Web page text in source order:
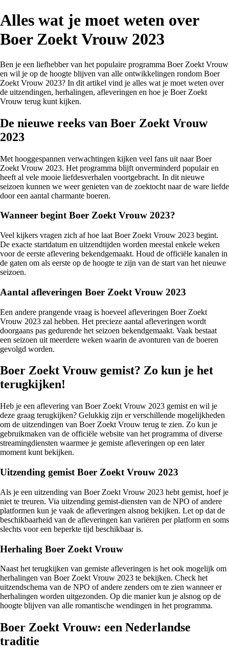
Alles wat je moet weten over
Boer Zoekt Vrouw 2023
Ben je een liefhebber van het populaire programma Boer Zoekt Vrouw
en wil je op de hoogte blijven van alle ontwikkelingen rondom Boer
Zoekt Vrouw 2023? In dit artikel vind je alles wat je moet weten over
de uitzendingen, herhalingen, afleveringen en hoe je Boer Zoekt
Vrouw terug kunt kijken.
De nieuwe reeks van Boer Zoekt Vrouw
2023
Met hooggespannen verwachtingen kijken veel fans uit naar Boer
Zoekt Vrouw 2023. Het programma blijft onverminderd populair en
heeft al vele mooie liefdesverhalen voortgebracht. In dit nieuwe
seizoen kunnen we weer genieten van de zoektocht naar de ware liefde
door een aantal charmante boeren.
Wanneer begint Boer Zoekt Vrouw 2023?
Veel kijkers vragen zich af hoe laat Boer Zoekt Vrouw 2023 begint.
De exacte startdatum en uitzendtijden worden meestal enkele weken
voor de eerste aflevering bekendgemaakt. Houd de officiële kanalen in
de gaten om als eerste op de hoogte te zijn van de start van het nieuwe
seizoen.
Aantal afleveringen Boer Zoekt Vrouw 2023
Een andere prangende vraag is hoeveel afleveringen Boer Zoekt
Vrouw 2023 zal hebben. Het precieze aantal afleveringen wordt
doorgaans pas gedurende het seizoen bekendgemaakt. Vaak bestaat
een seizoen uit meerdere weken waarin de avonturen van de boeren
gevolgd worden.
Boer Zoekt Vrouw gemist? Zo kun je het
terugkijken!
Heb je een aflevering van Boer Zoekt Vrouw 2023 gemist en wil je
deze graag terugkijken? Gelukkig zijn er verschillende mogelijkheden
om de uitzendingen van Boer Zoekt Vrouw terug te zien. Zo kun je
gebruikmaken van de officiële website van het programma of diverse
streamingdiensten waarmee je gemiste afleveringen op een later
moment kunt bekijken.
Uitzending gemist Boer Zoekt Vrouw 2023
Als je een uitzending van Boer Zoekt Vrouw 2023 hebt gemist, hoef je
niet te treuren. Via uitzending gemist-diensten van de NPO of andere
platformen kun je vaak de afleveringen alsnog bekijken. Let op dat de
beschikbaarheid van de afleveringen kan variëren per platform en soms
slechts voor een beperkte tijd beschikbaar is.
Herhaling Boer Zoekt Vrouw
Naast het terugkijken van gemiste afleveringen is het ook mogelijk om
herhalingen van Boer Zoekt Vrouw 2023 te bekijken. Check het
uitzendschema van de NPO of andere zenders om te zien wanneer er
herhalingen worden uitgezonden. Op die manier kun je alsnog op de
hoogte blijven van alle romantische wendingen in het programma.
Boer Zoekt Vrouw: een Nederlandse
traditie